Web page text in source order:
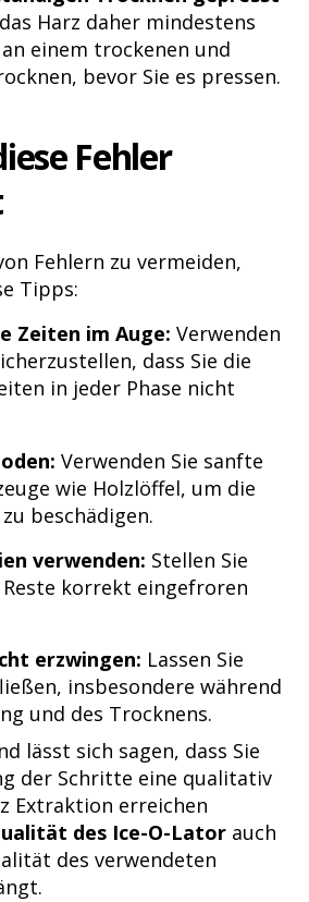
Harz daher mindestens
einem trockenen und
bevor Sie es pressen.
Fehler
Fehlern zu vermeiden,
Tipps:
Zeiten im Auge: Verwenden
dass Sie die
in jeder Phase nicht
Verwenden Sie sanfte
wie Holzlöffel, um die
beschädigen.
verwenden: Stellen Sie
Reste korrekt eingefroren
erzwingen: Lassen Sie
insbesondere während
und des Trocknens.
lässt sich sagen, dass Sie
der Schritte eine qualitativ
Extraktion erreichen
des Ice-O-Lator auch
des verwendeten